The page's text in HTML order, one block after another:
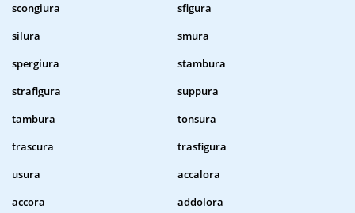
scongiura
sfigura
silura
smura
spergiura
stambura
strafigura
suppura
tambura
tonsura
trascura
trasfigura
usura
accalora
accora
addolora